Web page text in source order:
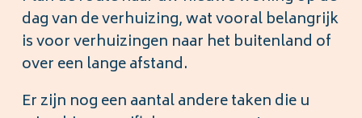
dag van de verhuizing, wat vooral belangrijk
is voor verhuizingen naar het buitenland of
over een lange afstand.
Er zijn nog een aantal andere taken die u